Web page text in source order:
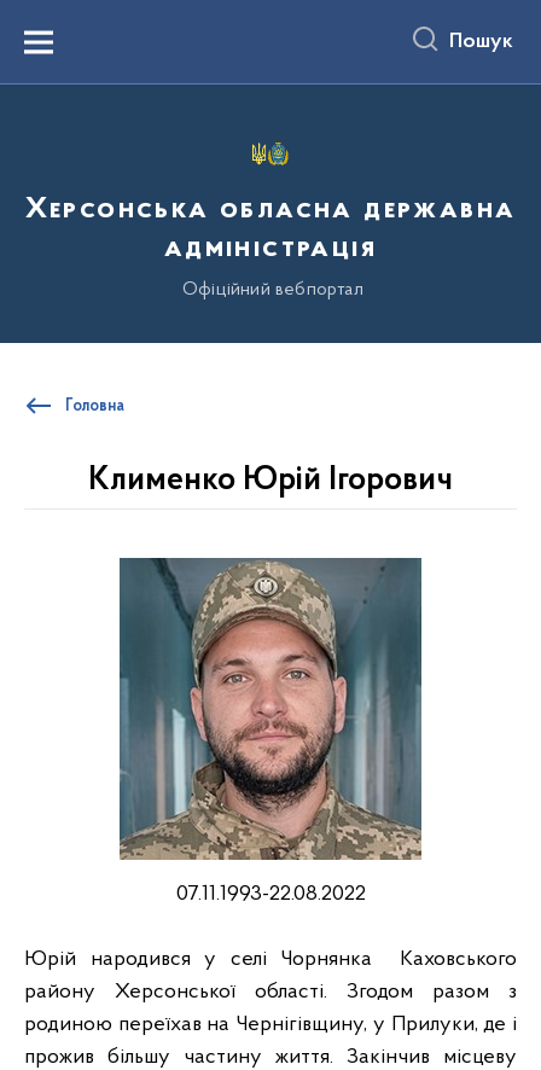
вмістуMenu Пошук
Херсонська обласна державна
адміністрація
Офіційний вебпортал
Головна
Клименко Юрій Ігорович
07.11.1993-22.08.2022
Юрій народився у селі Чорнянка Каховського
району Херсонської області. Згодом разом з
родиною переїхав на Чернігівщину, у Прилуки, де і
прожив більшу частину життя. Закінчив місцеву